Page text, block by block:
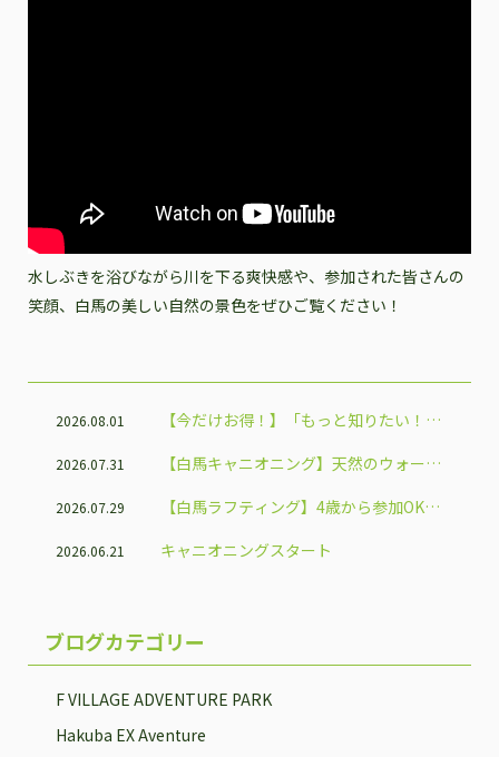
水しぶきを浴びながら川を下る爽快感や、参加された皆さんの
笑顔、白馬の美しい自然の景色をぜひご覧ください！
2026.08.01
【今だけお得！】「もっと知りたい！信
2026.07.31
【白馬キャニオニング】天然のウォータ
2026.07.29
【白馬ラフティング】4歳から参加OK！
2026.06.21 キャニオニングスタート
ブログカテゴリー
F VILLAGE ADVENTURE PARK
Hakuba EX Aventure